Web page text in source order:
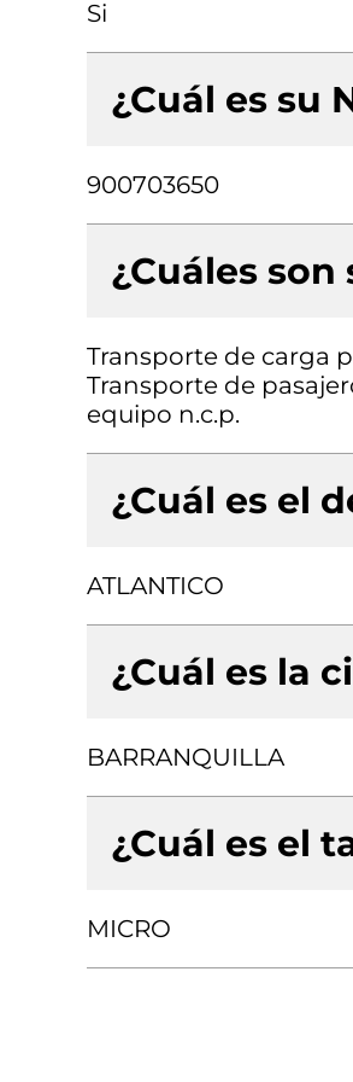
Si
¿Cuál es su
900703650
¿Cuáles
Transporte de carga
Transporte de
equipo n.c.p.
¿Cuál es el
ATLANTICO
¿Cuál es la
BARRANQUILLA
¿Cuál es el
MICRO